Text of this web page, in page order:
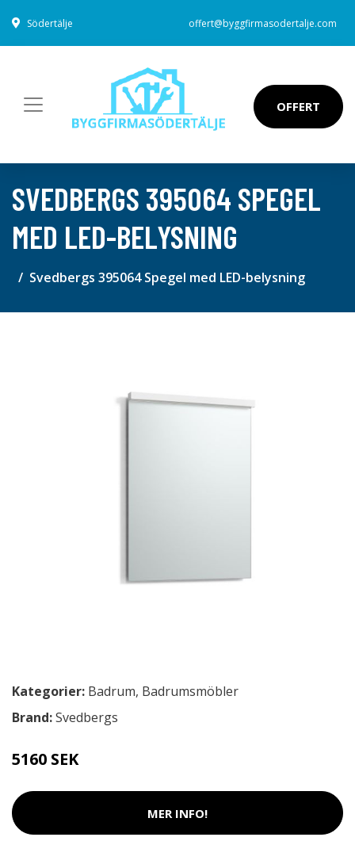
Södertälje offert@byggfirmasodertalje.com
OFFERT
SVEDBERGS 395064 SPEGEL
MED LED-BELYSNING
Svedbergs 395064 Spegel med LED-belysning
Kategorier: Badrum, Badrumsmöbler
Brand:Svedbergs
5160 SEK
MER INFO!